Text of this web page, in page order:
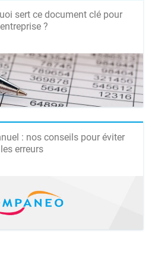
sert ce document clé pour
?
: nos conseils pour éviter
les erreurs